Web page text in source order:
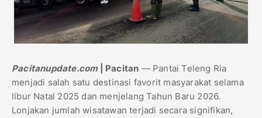
Pacitanupdate.com | Pacitan — Pantai Teleng Ria
menjadi salah satu destinasi favorit masyarakat selama
libur Natal 2025 dan menjelang Tahun Baru 2026.
Lonjakan jumlah wisatawan terjadi secara signifikan,